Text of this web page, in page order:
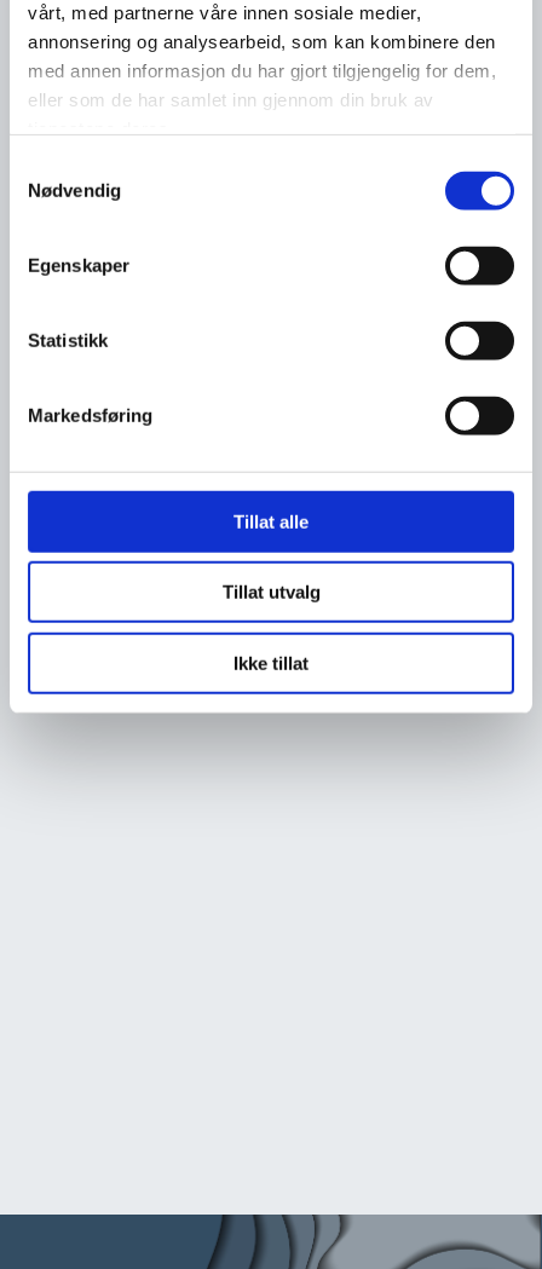
vårt, med partnerne våre innen sosiale medier,
annonsering og analysearbeid, som kan kombinere den
med annen informasjon du har gjort tilgjengelig for dem,
eller som de har samlet inn gjennom din bruk av
Nødvendig
Egenskaper
Statistikk
Markedsføring
Tillat alle
Tillat utvalg
Ikke tillat